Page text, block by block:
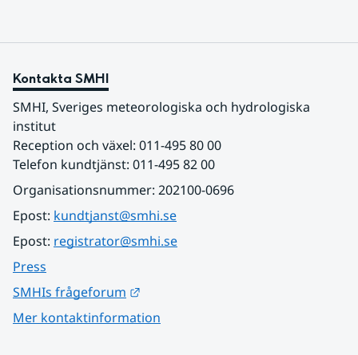
Kontakta SMHI
SMHI, Sveriges meteorologiska och hydrologiska
institut
Reception och växel: 011-495 80 00
Telefon kundtjänst: 011-495 82 00
Organisationsnummer: 202100-0696
Epost: kundtjanst@smhi.se
Epost: registrator@smhi.se
Press
SMHIs frågeforum
Mer kontaktinformation